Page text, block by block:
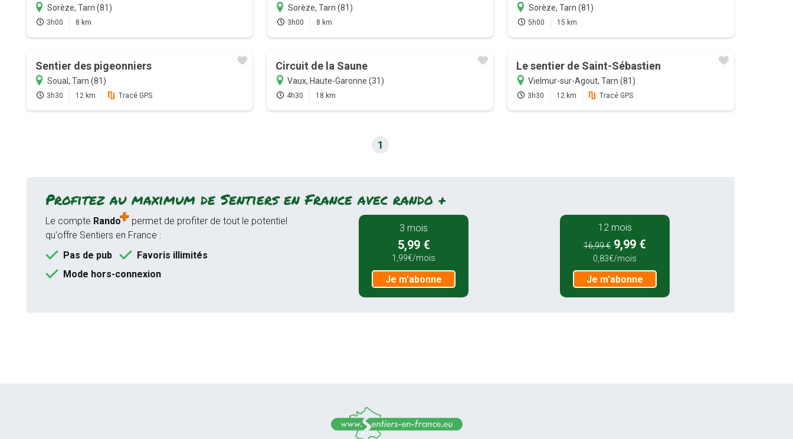
Sorèze, Tarn (81)
3h00 8 km
Sorèze, Tarn (81)
3h00 8 km
Sorèze, Tarn (81)
5h00 15 km
Sentier des pigeonniers
Soual, Tarn (81)
3h30 12 km Tracé GPS
Circuit de la Saune
Vaux, Haute-Garonne (31)
4h30 18 km
Le sentier de Saint-Sébastien
Vielmur-sur-Agout, Tarn (81)
3h30 12 km Tracé GPS
1
Profitez au maximum de Sentiers en France avec rando +
Le compte Rando
permet de profiter de tout le potentiel
qu'offre Sentiers en France :
Pas de pub
Favoris illimités
Mode hors-connexion
3 mois
5,99 €
1,99€/mois
Je m'abonne
12 mois
16,99 € 9,99 €
0,83€/mois
Je m'abonne